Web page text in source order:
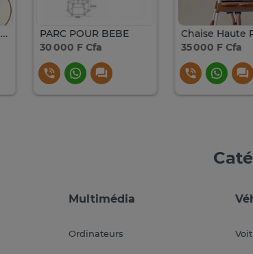
taps pour bebe 200x180cm
PARC POUR BEBE
30 000 F Cfa
35 000 F Cfa
Multimédia
Ordinateurs